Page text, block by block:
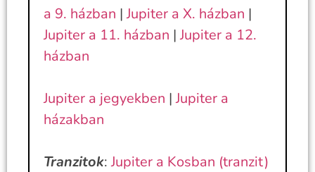
a 9. házban |Jupiter a X. házban |
Jupiter a 11. házban |Jupiter a 12.
házban
Jupiter a jegyekben |Jupiter a
házakban
Tranzitok:Jupiter a Kosban (tranzit)